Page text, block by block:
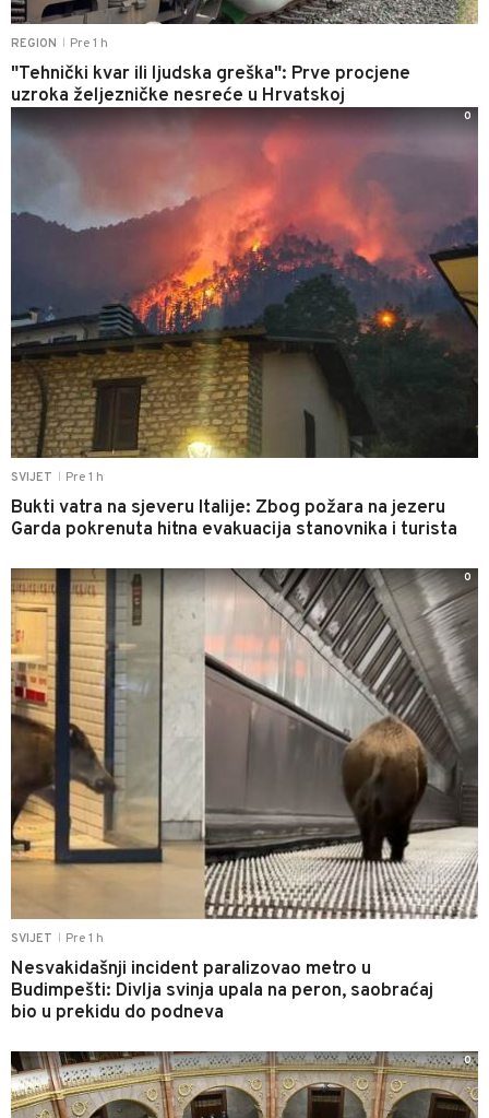
REGION Pre 1 h
"Tehnički kvar ili ljudska greška": Prve procjene
uzroka željezničke nesreće u Hrvatskoj
SVIJET Pre 1 h
Bukti vatra na sjeveru Italije: Zbog požara na jezeru
Garda pokrenuta hitna evakuacija stanovnika i turista
0
SVIJET Pre 1 h
Nesvakidašnji incident paralizovao metro u
Budimpešti: Divlja svinja upala na peron, saobraćaj
bio u prekidu do podneva
0
0